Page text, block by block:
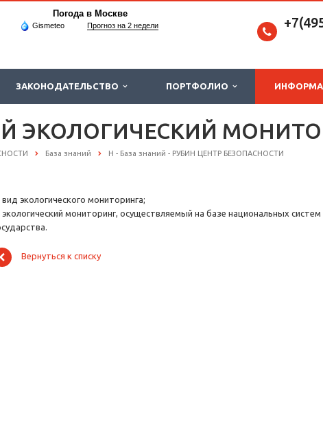
Погода в Москве
Gismeteo Прогноз на 2 недели
ЗАКОНОДАТЕЛЬСТВО ПОРТФОЛИО
ЭКОЛОГИЧЕСКИЙ
База знаний Н - База знаний - РУБИН ЦЕНТР БЕЗОПАСНОСТИ
вид экологического мониторинга;
экологический мониторинг, осуществляемый на базе национальных
Вернуться к списку